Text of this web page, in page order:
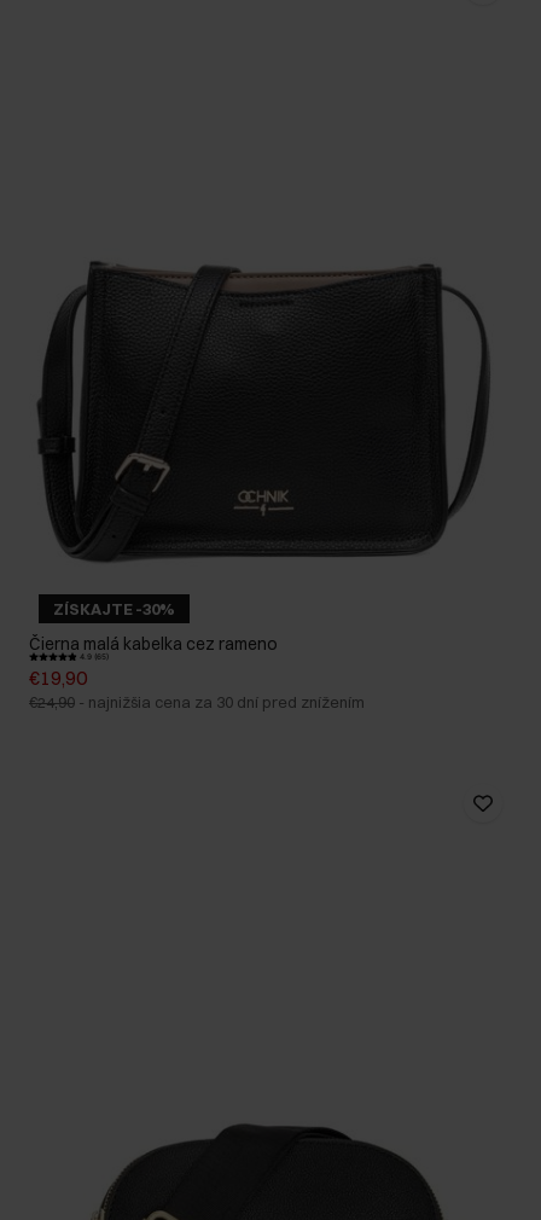
ZÍSKAJTE -30%
Čierna malá kabelka cez rameno
4.9 (65)
€19,90
€24,90 - najnižšia cena za 30 dní pred znížením